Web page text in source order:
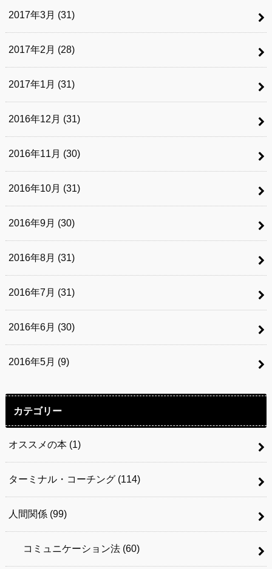
2017年3月 (31)
2017年2月 (28)
2017年1月 (31)
2016年12月 (31)
2016年11月 (30)
2016年10月 (31)
2016年9月 (30)
2016年8月 (31)
2016年7月 (31)
2016年6月 (30)
2016年5月 (9)
カテゴリー
オススメの本 (1)
ターミナル・コーチング (114)
人間関係 (99)
コミュニケーション法 (60)